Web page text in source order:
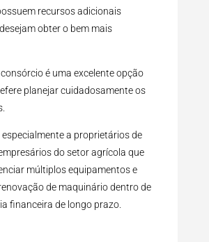
recursos adicionais
obter o bem mais
é uma excelente opção
planejar cuidadosamente os
especialmente a proprietários de
do setor agrícola que
múltiplos equipamentos e
de maquinário dentro de
financeira de longo prazo.